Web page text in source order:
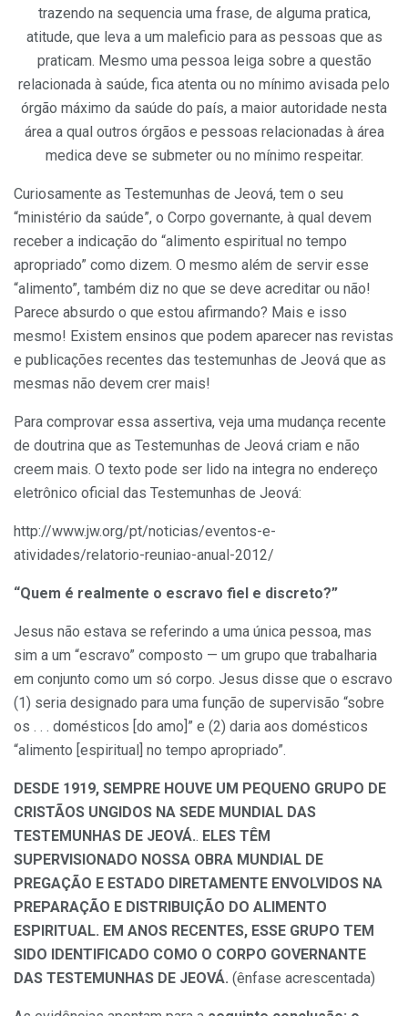
trazendo na sequencia uma frase, de alguma pratica,
atitude, que leva a um maleficio para as pessoas que as
praticam. Mesmo uma pessoa leiga sobre a questão
relacionada à saúde, fica atenta ou no mínimo avisada pelo
órgão máximo da saúde do país, a maior autoridade nesta
área a qual outros órgãos e pessoas relacionadas à área
medica deve se submeter ou no mínimo respeitar.
Curiosamente as Testemunhas de Jeová, tem o seu
“ministério da saúde”, o Corpo governante, à qual devem
receber a indicação do “alimento espiritual no tempo
apropriado” como dizem. O mesmo além de servir esse
“alimento”, também diz no que se deve acreditar ou não!
Parece absurdo o que estou afirmando? Mais e isso
mesmo! Existem ensinos que podem aparecer nas revistas
e publicações recentes das testemunhas de Jeová que as
mesmas não devem crer mais!
Para comprovar essa assertiva, veja uma mudança recente
de doutrina que as Testemunhas de Jeová criam e não
creem mais. O texto pode ser lido na integra no endereço
eletrônico oficial das Testemunhas de Jeová:
http://www.jw.org/pt/noticias/eventos-e-
atividades/relatorio-reuniao-anual-2012/
“Quem é realmente o escravo fiel e discreto?”
Jesus não estava se referindo a uma única pessoa, mas
sim a um “escravo” composto — um grupo que trabalharia
em conjunto como um só corpo. Jesus disse que o escravo
(1) seria designado para uma função de supervisão “sobre
os . . . domésticos [do amo]” e (2) daria aos domésticos
“alimento [espiritual] no tempo apropriado”.
DESDE 1919, SEMPRE HOUVE UM PEQUENO GRUPO DE
CRISTÃOS UNGIDOS NA SEDE MUNDIAL DAS
TESTEMUNHAS DE JEOVÁ.. ELES TÊM
SUPERVISIONADO NOSSA OBRA MUNDIAL DE
PREGAÇÃO E ESTADO DIRETAMENTE ENVOLVIDOS NA
PREPARAÇÃO E DISTRIBUIÇÃO DO ALIMENTO
ESPIRITUAL. EM ANOS RECENTES, ESSE GRUPO TEM
SIDO IDENTIFICADO COMO O CORPO GOVERNANTE
DAS TESTEMUNHAS DE JEOVÁ. (ênfase acrescentada)